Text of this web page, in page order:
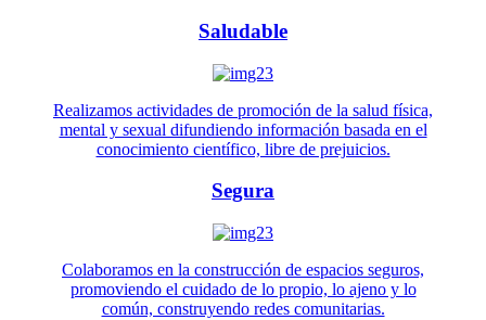
Saludable
Realizamos actividades de promoción de la salud física,
mental y sexual difundiendo información basada en el
conocimiento científico, libre de prejuicios.
Segura
Colaboramos en la construcción de espacios seguros,
promoviendo el cuidado de lo propio, lo ajeno y lo
común, construyendo redes comunitarias.